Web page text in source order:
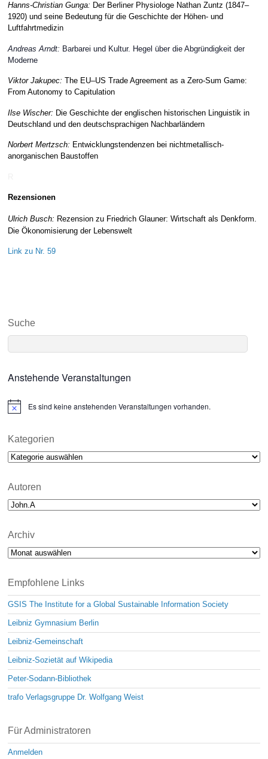
Hanns-Christian Gunga: Der Berliner Physiologe Nathan Zuntz (1847–
1920) und seine Bedeutung für die Geschichte der Höhen- und
Luftfahrtmedizin
Andreas Arndt: Barbarei und Kultur. Hegel über die Abgründigkeit der
Moderne
Viktor Jakupec:The EU–US Trade Agreement as a Zero-Sum Game:
From Autonomy to Capitulation
Ilse Wischer: Die Geschichte der englischen historischen Linguistik in
Deutschland und den deutschsprachigen Nachbarländern
Norbert Mertzsch: Entwicklungstendenzen bei nichtmetallisch-
anorganischen Baustoffen
Rezensionen
Ulrich Busch: Rezension zu Friedrich Glauner:Wirtschaft als Denkform.
Die Ökonomisierung der Lebenswelt
Link zu Nr. 59
Suche
Anstehende Veranstaltungen
N
i
e
Es sind keine anstehenden Veranstaltungen vorhanden.
Kategorien
Kategorien
Autoren
Archiv
Archiv
Empfohlene Links
GSIS The Institute for a Global Sustainable Information Society
Leibniz Gymnasium Berlin
Leibniz-Gemeinschaft
Leibniz-Sozietät auf Wikipedia
Peter-Sodann-Bibliothek
trafo Verlagsgruppe Dr. Wolfgang Weist
Für Administratoren
Anmelden